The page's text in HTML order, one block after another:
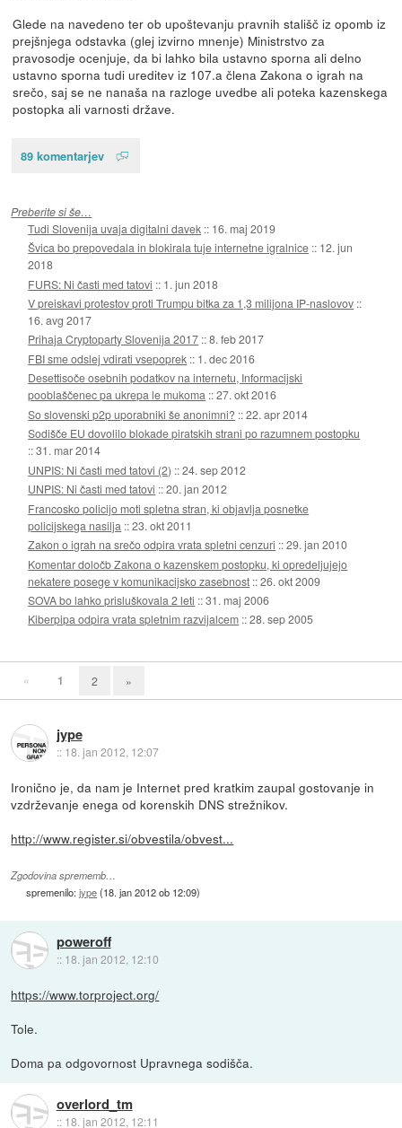
Glede na navedeno ter ob upoštevanju pravnih stališč iz opomb iz
prejšnjega odstavka (glej izvirno mnenje) Ministrstvo za
pravosodje ocenjuje, da bi lahko bila ustavno sporna ali delno
ustavno sporna tudi ureditev iz 107.a člena Zakona o igrah na
srečo, saj se ne nanaša na razloge uvedbe ali poteka kazenskega
postopka ali varnosti države.
89 komentarjev
Preberite si še…
Tudi Slovenija uvaja digitalni davek :: 16. maj 2019
Švica bo prepovedala in blokirala tuje internetne igralnice :: 12. jun
2018
FURS: Ni časti med tatovi :: 1. jun 2018
V preiskavi protestov proti Trumpu bitka za 1,3 milijona IP-naslovov ::
16. avg 2017
Prihaja Cryptoparty Slovenija 2017 ::8. feb 2017
FBI sme odslej vdirati vsepoprek :: 1. dec 2016
Desettisoče osebnih podatkov na internetu, Informacijski
pooblaščenec pa ukrepa le mukoma ::27. okt 2016
So slovenski p2p uporabniki še anonimni? ::22. apr 2014
Sodišče EU dovolilo blokade piratskih strani po razumnem postopku
::31. mar 2014
UNPIS: Ni časti med tatovi (2) ::24. sep 2012
UNPIS: Ni časti med tatovi ::20. jan 2012
Francosko policijo moti spletna stran, ki objavlja posnetke
policijskega nasilja ::23. okt 2011
Zakon o igrah na srečo odpira vrata spletni cenzuri ::29. jan 2010
Komentar določb Zakona o kazenskem postopku, ki opredeljujejo
nekatere posege v komunikacijsko zasebnost ::26. okt 2009
SOVA bo lahko prisluškovala 2 leti ::31. maj 2006
Kiberpipa odpira vrata spletnim razvijalcem ::28. sep 2005
« 1 2 »
jype
:: 18. jan 2012, 12:07
Ironično je, da nam je Internet pred kratkim zaupal gostovanje in
vzdrževanje enega od korenskih DNS strežnikov.
http://www.register.si/obvestila/obvest...
Zgodovina sprememb…
spremenilo:jype(18. jan 2012 ob 12:09)
poweroff
:: 18. jan 2012, 12:10
https://www.torproject.org/
Tole.
Doma pa odgovornost Upravnega sodišča.
overlord_tm
:: 18. jan 2012, 12:11